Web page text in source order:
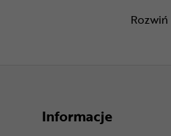
Kaski rowerowe Rozwiń
Informacje